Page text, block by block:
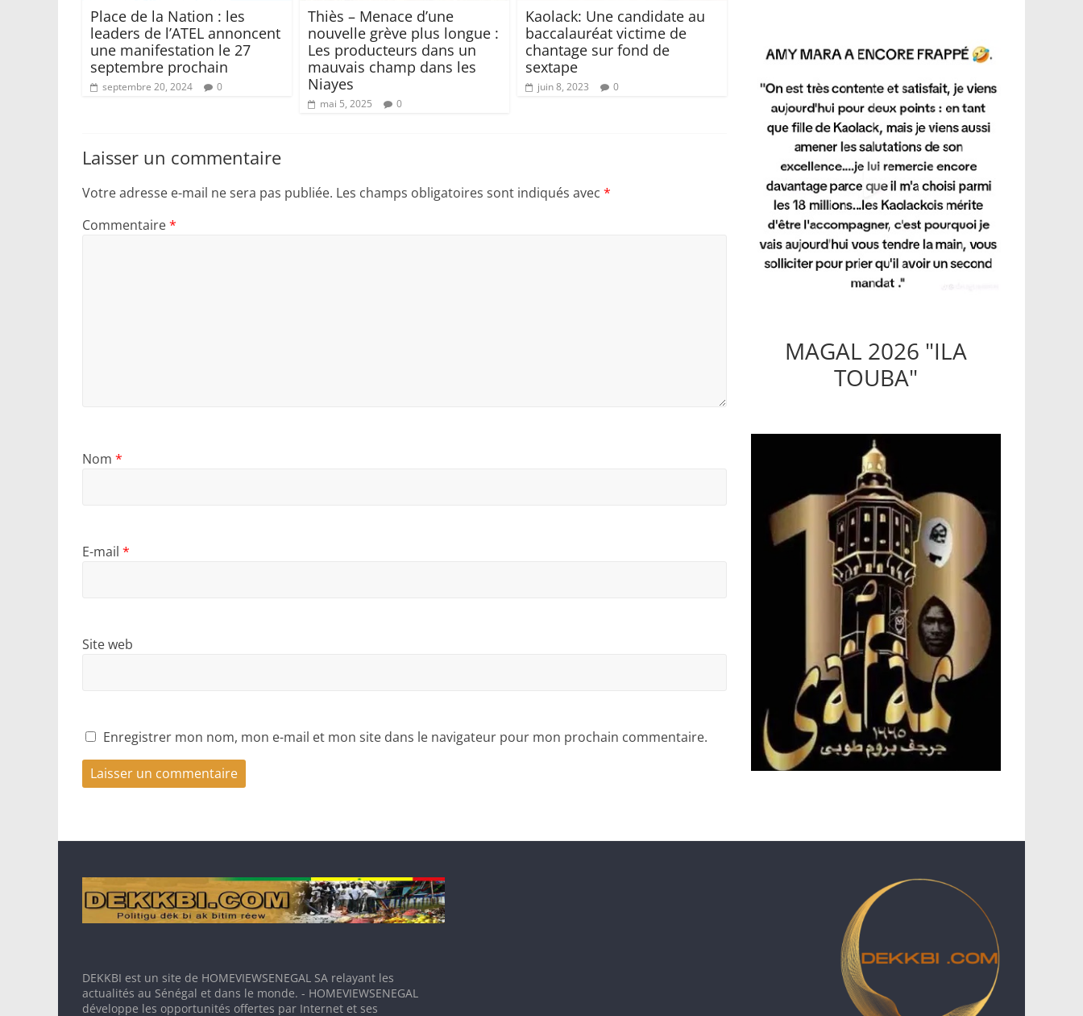
Place de la Nation : les
leaders de l’ATEL annoncent
une manifestation le 27
septembre prochain
septembre 20, 2024 0
Thiès – Menace d’une
nouvelle grève plus longue :
Les producteurs dans un
mauvais champ dans les
Niayes
mai 5, 2025 0
Kaolack: Une candidate au
baccalauréat victime de
chantage sur fond de
sextape
juin 8, 2023 0
Laisser un commentaire
Votre adresse e-mail ne sera pas publiée. Les champs obligatoires sont indiqués avec *
Commentaire*
Nom *
E-mail *
Site web
Enregistrer mon nom, mon e-mail et mon site dans le navigateur pour mon prochain commentaire.
MAGAL 2026 "ILA
TOUBA"
DEKKBI est un site de HOMEVIEWSENEGAL SA relayant les
actualités au Sénégal et dans le monde. - HOMEVIEWSENEGAL
développe les opportunités offertes par Internet et ses